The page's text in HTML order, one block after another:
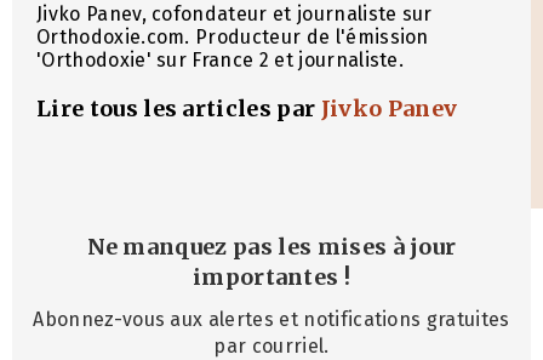
Jivko Panev, cofondateur et journaliste sur
Orthodoxie.com. Producteur de l'émission
'Orthodoxie' sur France 2 et journaliste.
Lire tous les articles par Jivko Panev
Ne manquez pas les mises à jour
importantes !
Abonnez-vous aux alertes et notifications gratuites
par courriel.